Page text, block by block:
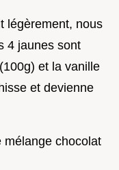
légèrement, nous
4 jaunes sont
et la vanille
et devienne
mélange chocolat